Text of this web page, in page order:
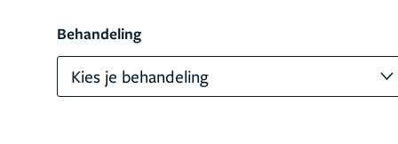
Behandeling
Kies je behandeling